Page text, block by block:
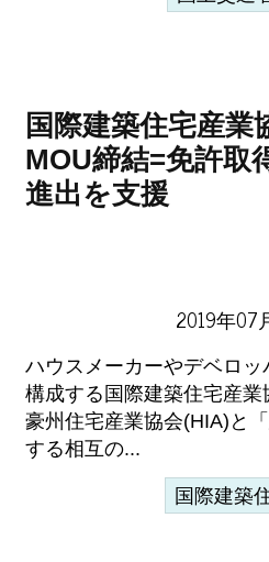
国際建築住宅産業
MOU締結=免許取
進出を支援
2019年07
ハウスメーカーやデベロ
構成する国際建築住宅産業
豪州住宅産業協会(HIA)と
する相互の...
国際建築